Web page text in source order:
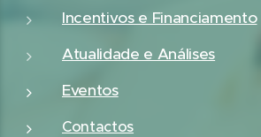
Incentivos e Financiamento
Atualidade e Análises
Eventos
Contactos